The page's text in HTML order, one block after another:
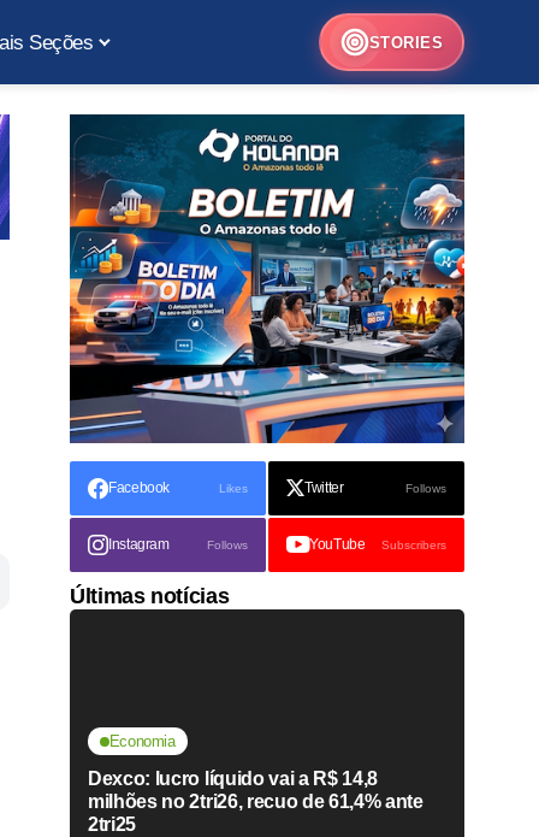
Seções STORIES
Facebook Likes Twitter Follows
Instagram Follows YouTube Subscribers
Últimas notícias
Economia
Dexco: lucro líquido vai a R$ 14,8
milhões no 2tri26, recuo de 61,4% ante
2tri25